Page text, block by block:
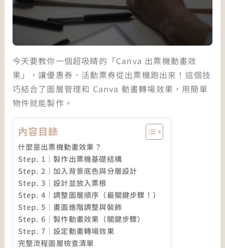
今天要教你一個超吸睛的「Canva 出票機動畫效
果」，讓優惠券、活動票券從出票機跑出來！這個技
巧結合了圖層管理和 Canva 動畫轉場效果，用簡單
物件就能製作。
內容目錄
什麼是出票機動畫效果？
Step. 1｜製作出票機基礎結構
Step. 2｜加入背景底色與分層設計
Step. 3｜設計並放入票根
Step. 4｜調整圖層順序（最關鍵步驟！）
Step. 5｜畫面進階調整與裝飾
Step. 6｜製作動畫效果（關鍵步驟）
Step. 7｜設定動畫轉場效果
完整流程圖層檢查清單